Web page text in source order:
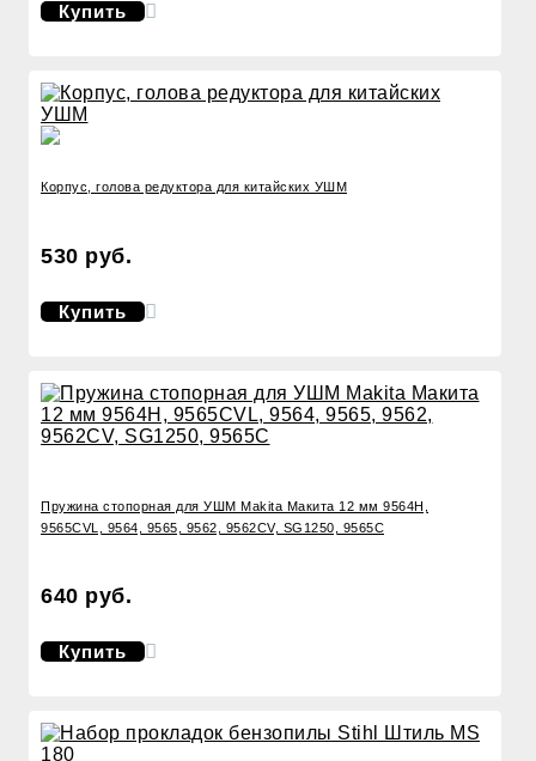
Купить
Корпус, голова редуктора для китайских УШМ
530 руб.
Купить
Пружина стопорная для УШМ Makita Макита 12 мм 9564H,
9565CVL, 9564, 9565, 9562, 9562CV, SG1250, 9565C
640 руб.
Купить